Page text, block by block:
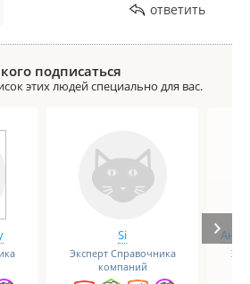
ответить
подписаться
этих людей специально для вас.
Si
Эксперт Справочника
компаний